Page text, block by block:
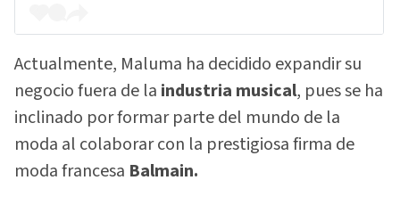
Actualmente, Maluma ha decidido expandir su
negocio fuera de la industria musical, pues se ha
inclinado por formar parte del mundo de la
moda al colaborar con la prestigiosa firma de
moda francesa Balmain.